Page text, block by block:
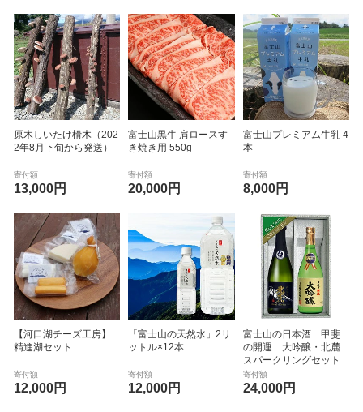
原木しいたけ榾木（202
2年8月下旬から発送）
寄付額
13,000円
富士山黒牛 肩ロースす
き焼き用 550g
寄付額
20,000円
富士山プレミアム牛乳 4
本
寄付額
8,000円
【河口湖チーズ工房】
精進湖セット
寄付額
12,000円
「富士山の天然水」2リ
ットル×12本
寄付額
12,000円
富士山の日本酒 甲斐
の開運 大吟醸・北麓
スパークリングセット
寄付額
24,000円